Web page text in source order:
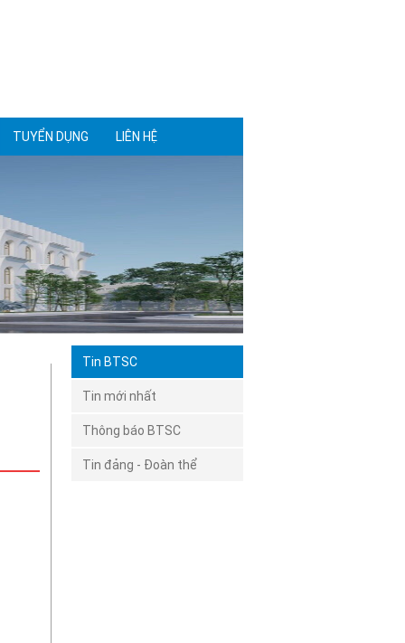
TUYỂN DỤNG LIÊN HỆ
Tin BTSC
Tin mới nhất
Thông báo BTSC
Tin đảng - Đoàn thể